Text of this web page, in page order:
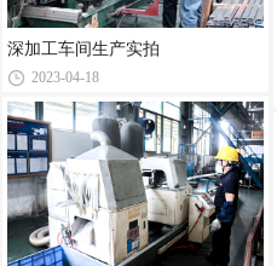
深加工车间生产实拍
2023-04-18